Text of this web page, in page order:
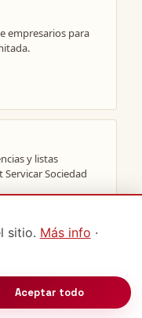
empresarios para
y listas
Sociedad
↗
sitio. Más info ·
Aceptar todo